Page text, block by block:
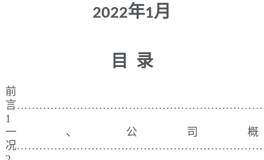
2022年1月
目 录
前
言
1
一、公司概
况